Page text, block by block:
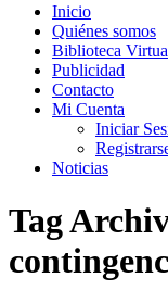
Inicio
Quiénes somos
Biblioteca
Publicidad
Contacto
Mi Cuenta
Iniciar
Noticias
Tag